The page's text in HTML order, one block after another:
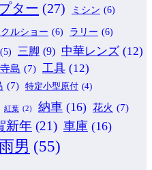
ター (27) ミシン (6)
ルショー (6) ラリー (6)
(5) 三脚 (9) 中華レンズ (12)
島 (7) 工具 (12)
(7) 特定小型原付 (4)
紅葉 (2) 納車 (16) 花火 (7)
新年 (21) 車庫 (16)
男 (55)